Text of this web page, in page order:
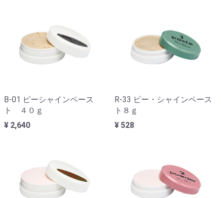
B-01 ピーシャインペース
ト ４０ｇ
¥ 2,640
R-33 ピー・シャインペース
ト８ｇ
¥ 528